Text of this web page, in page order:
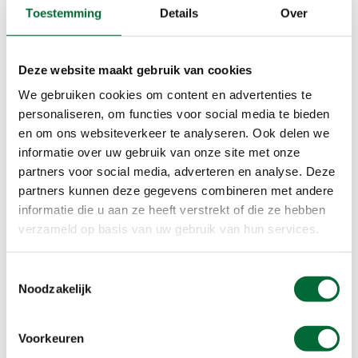
Toestemming Details Over
Deze website maakt gebruik van cookies
We gebruiken cookies om content en advertenties te
personaliseren, om functies voor social media te bieden
en om ons websiteverkeer te analyseren. Ook delen we
informatie over uw gebruik van onze site met onze
partners voor social media, adverteren en analyse. Deze
partners kunnen deze gegevens combineren met andere
informatie die u aan ze heeft verstrekt of die ze hebben
verzameld op basis van uw gebruik van hun services.
Noodzakelijk
Voorkeuren
van de echtgenoot van één van de vrouwen. De
ontberingen tijdens de tocht zorgen voor
komen er geheimen aan het licht, waardoor de
vriendschap van de vier flink op de proef wordt
gesteld. Bekijkhierde trailer.
Into the Wild
(2007) – Into the Wild vertelt het
waargebeurde verhaal van Chris McCandless, die
na zijn studie besluit om alles achter zich te laten
en een zwerftocht door de Verenigde Staten te
om helemaal afgesloten van de mensheid in de